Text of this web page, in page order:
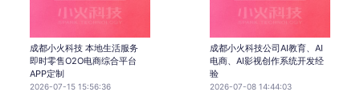
成都小火科技 本地生活服务
即时零售O2O电商综合平台
APP定制
2026-07-15 15:56:36
成都小火科技公司AI教育、AI
电商、AI影视创作系统开发经
验
2026-07-08 14:44:03